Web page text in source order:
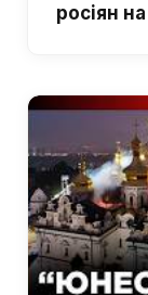
росіян